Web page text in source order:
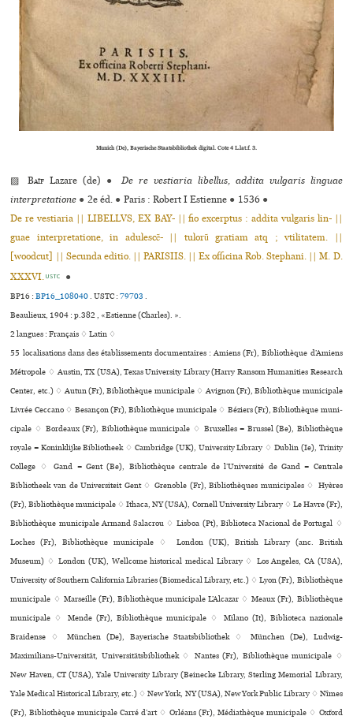
Munich (De), Bayerische Staatsbibliothek digital. Cote 4 L.lat.f. 3.
▨Baïf Lazare (de) ●
De re vestiaria libellus, addita vulgaris linguae
interpretatione ● 2e éd. ● Paris : Robert I Estienne ● 1536 ●
De re vestiaria || LIBELLVS, EX BAY- || fio excerptus : addita vulgaris lin- ||
guae interpretatione, in adulescẽ- || tulorũ gratiam atq ; vtilitatem. ||
[woodcut] || Secunda editio. || PARISIIS. || Ex officina Rob. Stephani. || M. D.
XXXVI. USTC ●
BP16 :BP16_108040.USTC :79703.
Beaulieux, 1904 : p.382 , «Estienne (Charles). ».
2 langues :Français ♢Latin ♢
55 localisations dans des établissements documentaires : Amiens (Fr), Bibliothèque d’Amiens
Métropole ♢ Austin, TX (USA), Texas University Library (Harry Ransom Humanities Research
Center, etc.) ♢ Autun (Fr), Bibliothèque muni­ci­pale ♢ Avignon (Fr), Bibliothèque muni­ci­pale
Livrée Ceccano ♢ Besançon (Fr), Bibliothèque muni­ci­pale ♢ Béziers (Fr), Bibliothèque muni­
ci­pale ♢ Bordeaux (Fr), Bibliothèque muni­ci­pale ♢ Bruxelles = Brussel (Be), Bibliothèque
royale = Koninklijke Bibliotheek ♢ Cambridge (UK), University Library ♢ Dublin (Ie), Trinity
College ♢ Gand = Gent (Be), Bibliothèque centrale de l’Université de Gand = Centrale
Bibliotheek van de Universiteit Gent ♢ Grenoble (Fr), Bibliothèques muni­ci­pa­les ♢ Hyères
(Fr), Bibliothèque muni­ci­pale ♢ Ithaca, NY (USA), Cornell University Library ♢ Le Havre (Fr),
Bibliothèque muni­ci­pale Armand Salacrou ♢ Lisboa (Pt), Biblioteca Nacional de Portugal ♢
Loches (Fr), Bibliothèque muni­ci­pale ♢ London (UK), British Library (anc. British
Museum) ♢ London (UK), Wellcome his­to­ri­cal medi­cal Library ♢ Los Angeles, CA (USA),
University of Southern California Libraries (Biomedical Library, etc.) ♢ Lyon (Fr), Bibliothèque
muni­ci­pale ♢ Marseille (Fr), Bibliothèque muni­ci­pale L’Alcazar ♢ Meaux (Fr), Bibliothèque
muni­ci­pale ♢ Mende (Fr), Bibliothèque muni­ci­pale ♢ Milano (It), Biblioteca nazio­nale
Braidense ♢ München (De), Bayerische Staatsbibliothek ♢ München (De), Ludwig-
Maximilians-Universität, Universitätsbibliothek ♢ Nantes (Fr), Bibliothèque muni­ci­pale ♢
New Haven, CT (USA), Yale University Library (Beinecke Library, Sterling Memorial Library,
Yale Medical Historical Library, etc.) ♢ New York, NY (USA), New York Public Library ♢ Nîmes
(Fr), Bibliothèque muni­ci­pale Carré d’art ♢ Orléans (Fr), Médiathèque muni­ci­pale ♢ Oxford